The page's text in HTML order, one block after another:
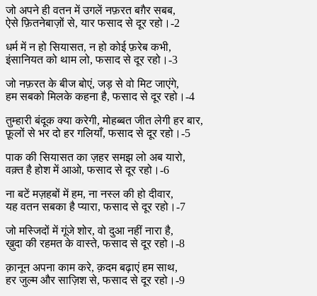
जो अपने ही वतन में उगलें नफ़रत बग़ैर सबब,
ऐसे फ़ितनेबाज़ों से, यार फसाद से दूर रहो।-2
धर्म में न हो सियासत, न हो कोई फ़रेब कभी,
इंसानियत को थाम लो, फसाद से दूर रहो।-3
जो नफ़रत के बीज बोएं, जड़ से वो मिट जाएंगे,
हम सबको मिलके कहना है, फसाद से दूर रहो।-4
तुम्हारी बंदूक क्या करेगी, मोहब्बत जीत लेगी हर बार,
फ़ूलों से भर दो हर गलियाँ, फसाद से दूर रहो।-5
पाक की सियासत का ज़हर समझ लो अब यारो,
वक़्त है होश में आओ, फसाद से दूर रहो।-6
ना बटें मज़हबों में हम, ना नस्ल की हो दीवार,
यह वतन सबका है प्यारा, फसाद से दूर रहो।-7
जो मस्जिदों में गूंजे शोर, वो दुआ नहीं नारा है,
ख़ुदा की रहमत के वास्ते, फसाद से दूर रहो।-8
क़ानून अपना काम करे, क़दम बढ़ाएं हम साथ,
हर जुल्म और साज़िश से, फसाद से दूर रहो।-9